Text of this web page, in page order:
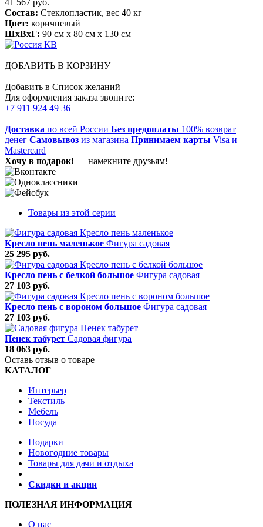
Состав: Стеклопластик, вес 40 кг
Цвет: коричневый
ШхВхГ: 90 см x 80 см x 130 см
ДОБАВИТЬ В КОРЗИНУ
Добавить в Список желаний
Для оформления заказа звоните:
+7 911 924 49 36
Доставка по всей России Без предоплаты 100% возврат
денег Самовывоз из магазина Принимаем карты Visa и
Mastercard
Хочу в подарок! — намекните друзьям!
Товары из этой серии
Кресло пень маленькое Фигура садовая
25 295 руб.
Кресло пень с белкой большое Фигура садовая
27 103 руб.
Кресло пень с вороном большое Фигура садовая
27 103 руб.
Пенек табурет Садовая фигура
18 063 руб.
Оставь отзыв о товаре
КАТАЛОГ
Интерьер
Текстиль
Мебель
Посуда
Подарки
Новогодние товары
Товары для дачи и отдыха
Скидки и акции
ПОЛЕЗНАЯ ИНФОРМАЦИЯ
О нас